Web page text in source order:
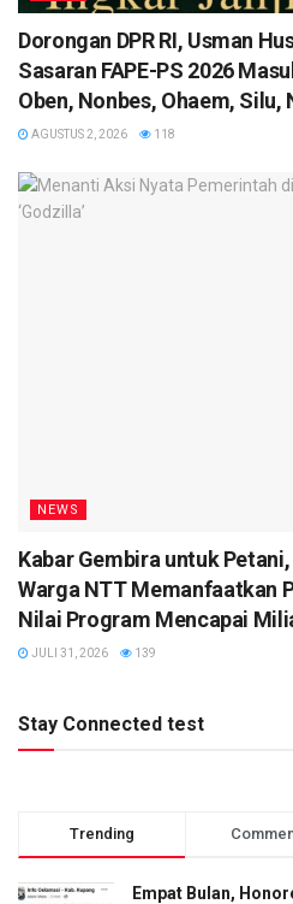
Dorongan DPR RI, Usman
Sasaran FAPE-PS 2026
Oben, Nonbes, Ohaem,
AGUSTUS 2, 2026 118
NEWS
Kabar Gembira untuk
Warga NTT Memanfaatkan
Nilai Program Mencapai
JULI 31, 2026 139
Stay Connected test
Trending
Empat Bulan,